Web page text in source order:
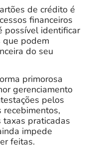
de crédito é
financeiros
possível identificar
que podem
do seu
primorosa
gerenciamento
pelos
taxas praticadas
impede
feitas.